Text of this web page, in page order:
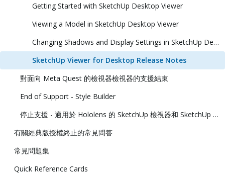
Getting Started with SketchUp Desktop Viewer
Viewing a Model in SketchUp Desktop Viewer
Changing Shadows and Display Settings in SketchUp Desktop Viewer
SketchUp Viewer for Desktop Release Notes
對面向 Meta Quest 的檢視器檢視器的支援結束
End of Support - Style Builder
停止支援 - 適用於 Hololens 的 SketchUp 檢視器和 SketchUp 虛擬實境檢視器
有關經典版授權終止的常見問答
常見問題集
Quick Reference Cards